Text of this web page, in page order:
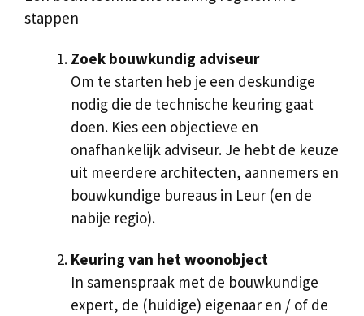
stappen
Zoek bouwkundig adviseur
Om te starten heb je een deskundige
nodig die de technische keuring gaat
doen. Kies een objectieve en
onafhankelijk adviseur. Je hebt de keuze
uit meerdere architecten, aannemers en
bouwkundige bureaus in Leur (en de
nabije regio).
Keuring van het woonobject
In samenspraak met de bouwkundige
expert, de (huidige) eigenaar en / of de